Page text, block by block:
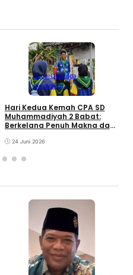
KabarOlahraga
Pendidikan
‎Hari Kedua Kemah CPA SD
Muhammadiyah 2 Babat:
Berkelana Penuh Makna dan
24 Juni 2026